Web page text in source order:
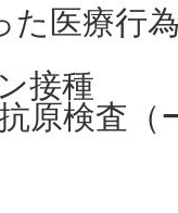
た医療行
接種
原検査（